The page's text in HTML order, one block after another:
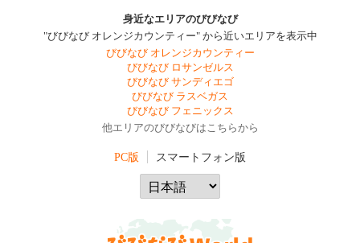
身近なエリアのびびなび
"びびなび オレンジカウンティー" から近いエリアを表示中
びびなび オレンジカウンティー
びびなび ロサンゼルス
びびなび サンディエゴ
びびなび ラスベガス
びびなび フェニックス
他エリアのびびなびはこちらから
PC版 スマートフォン版